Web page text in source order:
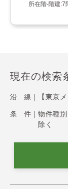
7
現在の検索
沿 線｜ 【東京
条 件｜ 物件種
除く